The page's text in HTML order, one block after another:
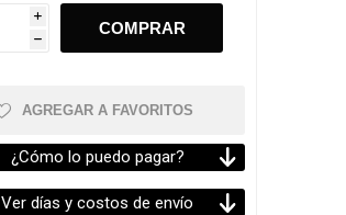
i
h
AGREGAR A FAVORITOS
¿Cómo lo puedo pagar?
Ver días y costos de envío